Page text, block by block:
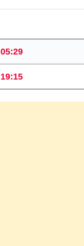
05:29
19:15